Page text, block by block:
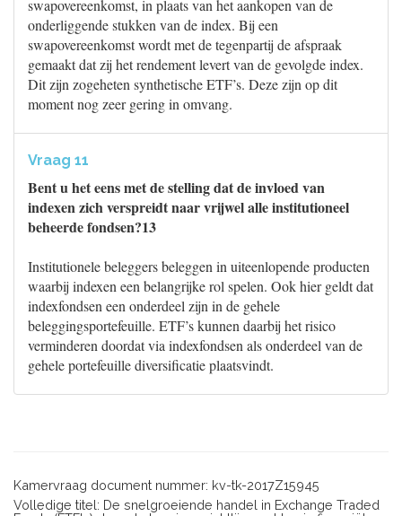
swapovereenkomst, in plaats van het aankopen van de
onderliggende stukken van de index. Bij een
swapovereenkomst wordt met de tegenpartij de afspraak
gemaakt dat zij het rendement levert van de gevolgde index.
Dit zijn zogeheten synthetische ETF’s. Deze zijn op dit
moment nog zeer gering in omvang.
Vraag 11
Bent u het eens met de stelling dat de invloed van
indexen zich verspreidt naar vrijwel alle institutioneel
beheerde fondsen?13
Institutionele beleggers beleggen in uiteenlopende producten
waarbij indexen een belangrijke rol spelen. Ook hier geldt dat
indexfondsen een onderdeel zijn in de gehele
beleggingsportefeuille. ETF’s kunnen daarbij het risico
verminderen doordat via indexfondsen als onderdeel van de
gehele portefeuille diversificatie plaatsvindt.
Kamervraag document nummer: kv-tk-2017Z15945
Volledige titel: De snelgroeiende handel in Exchange Traded